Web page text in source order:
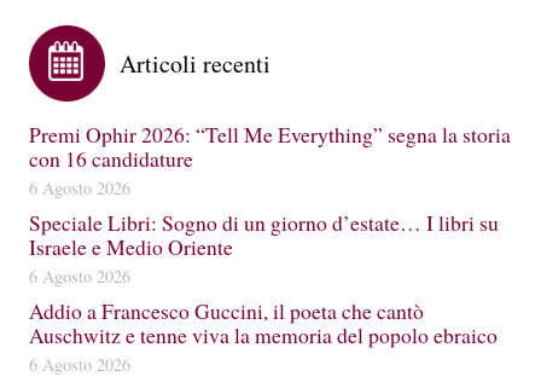
Articoli recenti
Premi Ophir 2026: “Tell Me Everything” segna la storia
con 16 candidature
6 Agosto 2026
Speciale Libri: Sogno di un giorno d’estate… I libri su
Israele e Medio Oriente
6 Agosto 2026
Addio a Francesco Guccini, il poeta che cantò
Auschwitz e tenne viva la memoria del popolo ebraico
6 Agosto 2026